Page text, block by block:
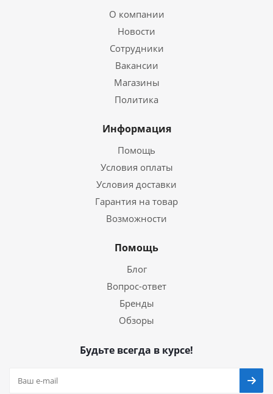
О компании
Новости
Сотрудники
Вакансии
Магазины
Политика
Информация
Помощь
Условия оплаты
Условия доставки
Гарантия на товар
Возможности
Помощь
Блог
Вопрос-ответ
Бренды
Обзоры
Будьте всегда в курсе!